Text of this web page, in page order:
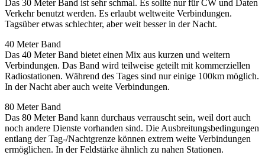
Das 30 Meter Band ist sehr schmal. Es sollte nur für CW und Daten
Verkehr benutzt werden. Es erlaubt weltweite Verbindungen.
Tagsüber etwas schlechter, aber weit besser in der Nacht.
40 Meter Band
Das 40 Meter Band bietet einen Mix aus kurzen und weitern
Verbindungen. Das Band wird teilweise geteilt mit kommerziellen
Radiostationen. Während des Tages sind nur einige 100km möglich.
In der Nacht aber auch weite Verbindungen.
80 Meter Band
Das 80 Meter Band kann durchaus verrauscht sein, weil dort auch
noch andere Dienste vorhanden sind. Die Ausbreitungsbedingungen
entlang der Tag-/Nachtgrenze können extrem weite Verbindungen
ermöglichen. In der Feldstärke ähnlich zu nahen Stationen.